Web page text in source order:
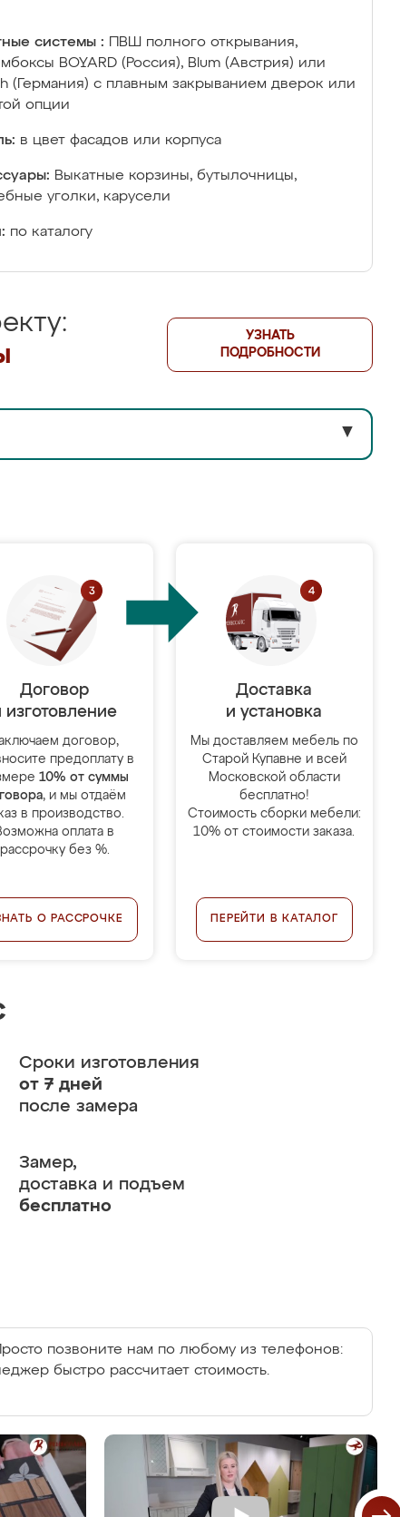
системы :
ПВШ полного открывания,
BOYARD (Россия), Blum (Австрия) или
(Германия) с плавным закрыванием дверок или
опции
в цвет фасадов или корпуса
Выкатные корзины, бутылочницы,
уголки, карусели
по каталогу
УЗНАТЬ
ПОДРОБНОСТИ
▼
Договор
изготовление
договор,
предоплату в
10% от суммы
, и мы отдаём
в производство.
оплата в
рассрочку без %.
О РАССРОЧКЕ
Доставка
и установка
Мы доставляем мебель по
Старой Купавне и всей
Московской области
бесплатно!
Стоимость сборки мебели:
10% от стоимости заказа.
ПЕРЕЙТИ В КАТАЛОГ
Сроки изготовления
от 7 дней
после замера
Замер,
доставка и подъем
бесплатно
позвоните нам по любому из телефонов:
быстро рассчитает стоимость.